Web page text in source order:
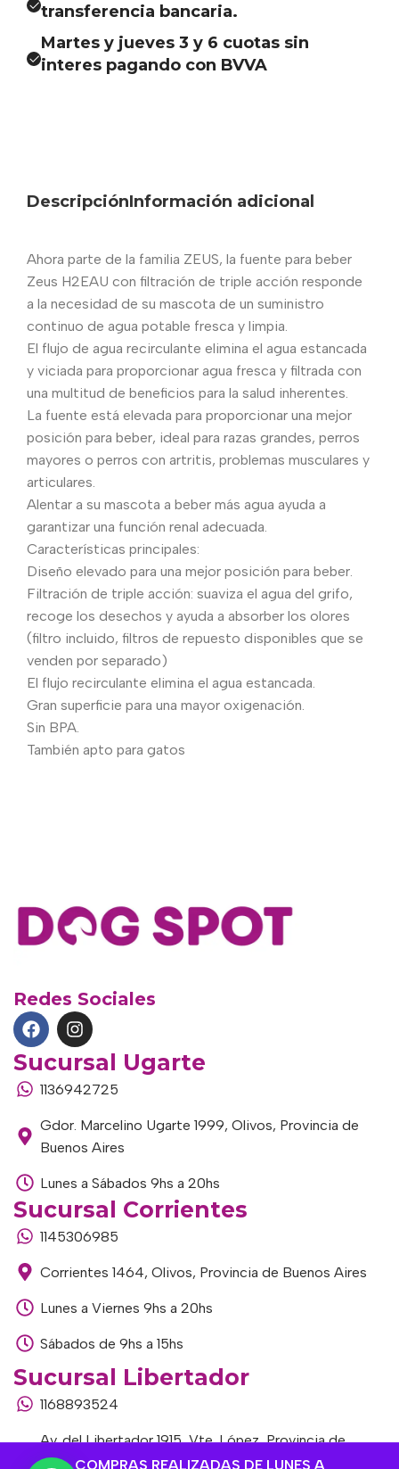
COMPRAS REALIZADAS DE LUNES A
transferencia bancaria.
Martes y jueves 3 y 6 cuotas sin
interes pagando con BVVA
DescripciónInformación adicional
Ahora parte de la familia ZEUS, la fuente para beber
Zeus H2EAU con filtración de triple acción responde
a la necesidad de su mascota de un suministro
continuo de agua potable fresca y limpia.
El flujo de agua recirculante elimina el agua estancada
y viciada para proporcionar agua fresca y filtrada con
una multitud de beneficios para la salud inherentes.
La fuente está elevada para proporcionar una mejor
posición para beber, ideal para razas grandes, perros
mayores o perros con artritis, problemas musculares y
articulares.
Alentar a su mascota a beber más agua ayuda a
garantizar una función renal adecuada.
Características principales:
Diseño elevado para una mejor posición para beber.
Filtración de triple acción: suaviza el agua del grifo,
recoge los desechos y ayuda a absorber los olores
(filtro incluido, filtros de repuesto disponibles que se
venden por separado)
El flujo recirculante elimina el agua estancada.
Gran superficie para una mayor oxigenación.
Sin BPA.
También apto para gatos
Redes Sociales
Sucursal Ugarte
1136942725
Gdor. Marcelino Ugarte 1999, Olivos, Provincia de
Buenos Aires
Lunes a Sábados 9hs a 20hs
Sucursal Corrientes
1145306985
Corrientes 1464, Olivos, Provincia de Buenos Aires
Lunes a Viernes 9hs a 20hs
Sábados de 9hs a 15hs
Sucursal Libertador
1168893524
Av. del Libertador 1915, Vte. López, Provincia de
Buenos Aires